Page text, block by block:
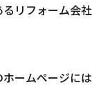
リフォーム会
ームページに